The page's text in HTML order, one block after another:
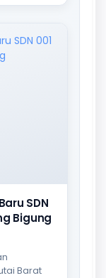
SDN
Bigung
Barat